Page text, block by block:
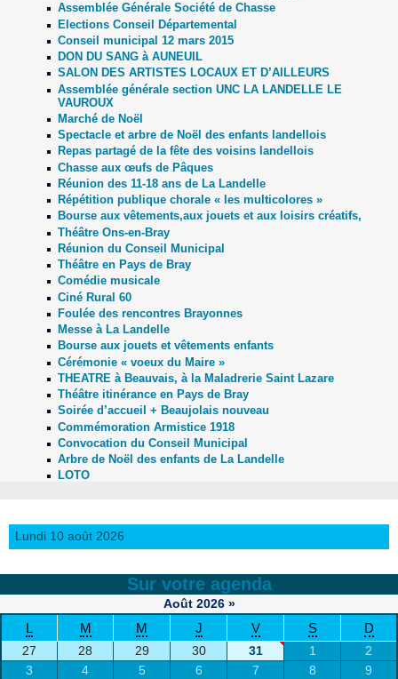
Assemblée Générale Société de Chasse
Elections Conseil Départemental
Conseil municipal 12 mars 2015
DON DU SANG à AUNEUIL
SALON DES ARTISTES LOCAUX ET D’AILLEURS
Assemblée générale section UNC LA LANDELLE LE
VAUROUX
Marché de Noël
Spectacle et arbre de Noël des enfants landellois
Repas partagé de la fête des voisins landellois
Chasse aux œufs de Pâques
Réunion des 11-18 ans de La Landelle
Répétition publique chorale « les multicolores »
Bourse aux vêtements,aux jouets et aux loisirs créatifs,
Théâtre Ons-en-Bray
Réunion du Conseil Municipal
Théâtre en Pays de Bray
Comédie musicale
Ciné Rural 60
Foulée des rencontres Brayonnes
Messe à La Landelle
Bourse aux jouets et vêtements enfants
Cérémonie « voeux du Maire »
THEATRE à Beauvais, à la Maladrerie Saint Lazare
Théâtre itinérance en Pays de Bray
Soirée d’accueil + Beaujolais nouveau
Commémoration Armistice 1918
Convocation du Conseil Municipal
Arbre de Noël des enfants de La Landelle
LOTO
Lundi 10 août 2026
Sur votre agenda
Août 2026 »
L M M J V S D
27 28 29 30 31 1
2
3
4 5 6 7 8
9